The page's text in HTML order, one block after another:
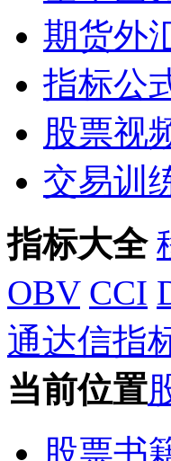
期货外
指标公
股票视
交易训
指标大全
OBV CCI
通达信指
当前位置
股票书